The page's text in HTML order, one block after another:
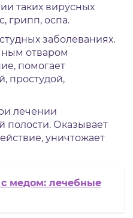
таких вирусных
грипп, оспа.
заболеваниях.
отваром
помогает
простудой,
лечении
полости. Оказывает
уничтожает
медом: лечебные